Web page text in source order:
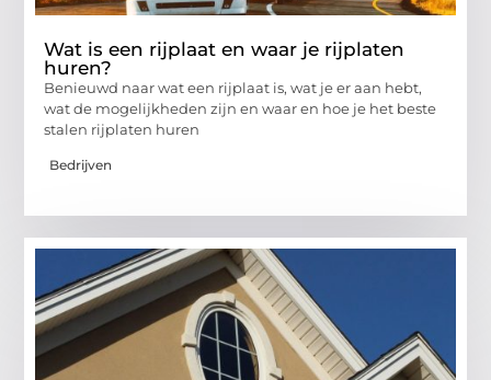
Wat is een rijplaat en waar je rijplaten
huren?
Benieuwd naar wat een rijplaat is, wat je er aan hebt,
wat de mogelijkheden zijn en waar en hoe je het beste
stalen rijplaten huren
Bedrijven